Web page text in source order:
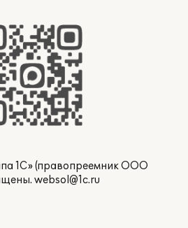
1С» (правопреемник ООО
websol@1c.ru